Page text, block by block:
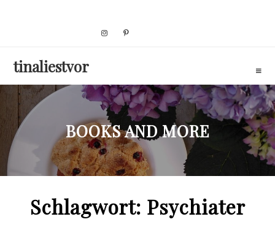
tinaliestvor
BOOKS AND MORE
Schlagwort: Psychiater